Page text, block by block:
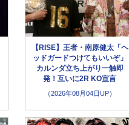
【RISE】王者・南原健太「ヘ
ッドガードつけてもいいぞ」
カルンダ立ち上がり一触即
発！互いに2R KO宣言
（2026年08月04日UP）